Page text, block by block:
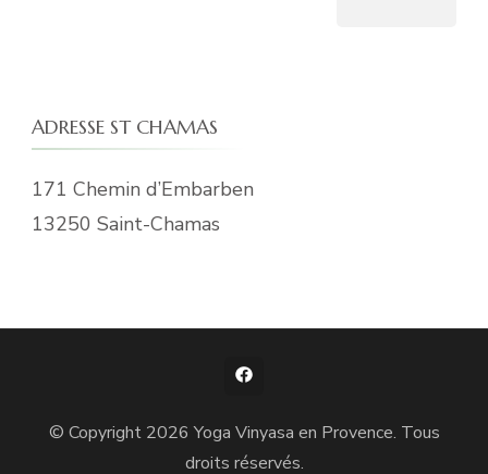
ADRESSE ST CHAMAS
171 Chemin d’Embarben
13250 Saint-Chamas
© Copyright 2026Yoga Vinyasa en Provence. Tous
droits réservés.